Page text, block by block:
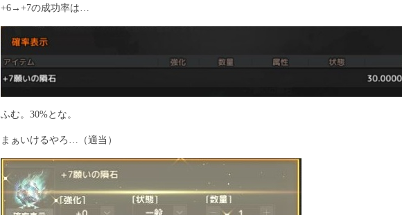
+6→+7の成功率は…
ふむ。30%とな。
まぁいけるやろ…（適当）